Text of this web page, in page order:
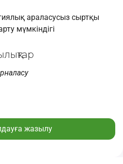
араласусыз сыртқы
мүмкіндігі
жазылу